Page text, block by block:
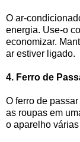
O ar-
energia. Use-o
economizar.
ar estiver ligado.
4. Ferro de
O ferro de
as roupas em
o aparelho